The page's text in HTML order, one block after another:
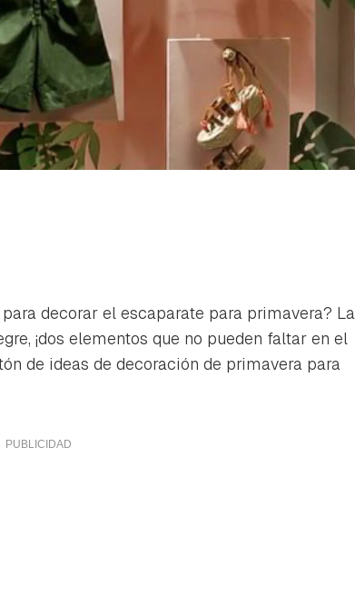
decorar el escaparate para primavera? La
¡dos elementos que no pueden faltar en el
de ideas de decoración de primavera para